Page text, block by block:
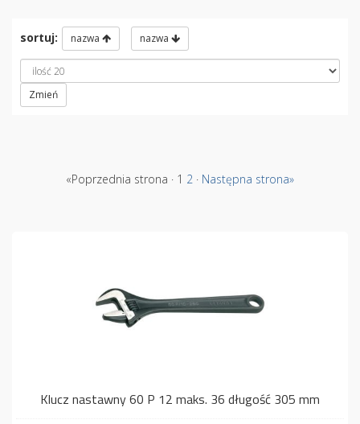
sortuj: nazwa nazwa
Zmień
«Poprzednia strona · 1 2 · Następna strona»
Klucz nastawny 60 P 12 maks. 36 długość 305 mm